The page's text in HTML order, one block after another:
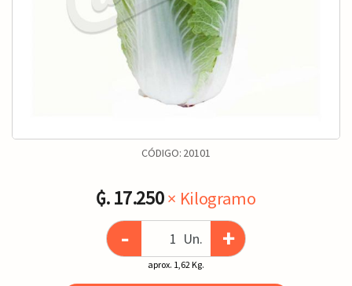
CÓDIGO: 20101
₲. 17.250× Kilogramo
- Un. +
aprox. 1,62 Kg.